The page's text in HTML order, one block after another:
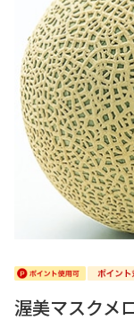
渥美マスク